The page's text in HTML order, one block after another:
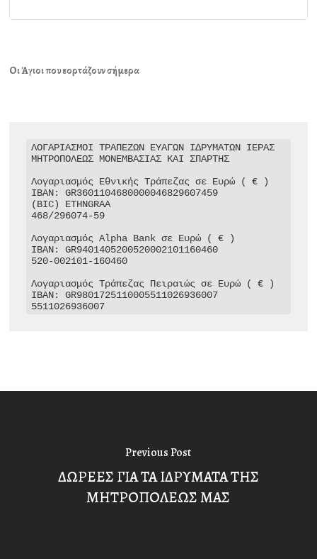
Οι Άγιοι που εορτάζουν σήμερα
ΛΟΓΑΡΙΑΣΜΟΙ ΤΡΑΠΕΖΩΝ ΕΥΑΓΩΝ ΙΔΡΥΜΑΤΩΝ ΙΕΡΑΣ
ΜΗΤΡΟΠΟΛΕΩΣ ΜΟΝΕΜΒΑΣΙΑΣ ΚΑΙ ΣΠΑΡΤΗΣ
Λογαριασμός Εθνικής Τράπεζας σε Ευρώ ( € )
IBAN: GR3601104680000046829607459
(BIC) ETHNGRAA
468/296074-59
Λογαριασμός Alpha Bank σε Ευρώ ( € )
IBAN: GR9401405200520002101160460
520-002101-160460
Λογαριασμός Τράπεζας Πειραιώς σε Ευρώ ( € )
IBAN: GR9801725110005511026936007
5511026936007
Previous Post
ΔΩΡΕΕΣ ΓΙΑ ΤΑ ΙΔΡΥΜΑΤΑ ΤΗΣ
ΜΗΤΡΟΠΟΛΕΩΣ ΜΑΣ